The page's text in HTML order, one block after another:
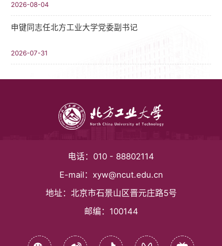
2026-08-04
申键同志任北方工业大学党委副书记
2026-07-31
电话： 010 - 88802114
E-mail： xyw@ncut.edu.cn
地址： 北京市石景山区晋元庄路5号
邮编： 100144